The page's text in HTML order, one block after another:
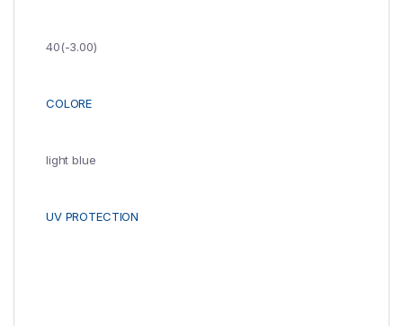
40(-3.00)
COLORE
light blue
UV PROTECTION